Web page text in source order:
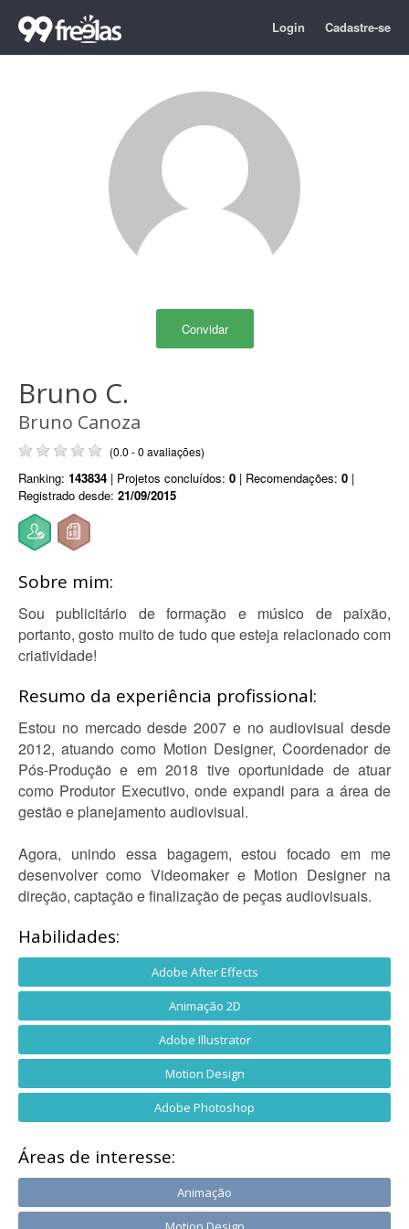
Login Cadastre-se
Convidar
Bruno C.
Bruno Canoza
(0.0 - 0 avaliações)
Ranking: 143834 | Projetos concluídos: 0 | Recomendações: 0 |
Registrado desde: 21/09/2015
Sobre mim:
Sou publicitário de formação e músico de paixão,
portanto, gosto muito de tudo que esteja relacionado com
criatividade!
Resumo da experiência profissional:
Estou no mercado desde 2007 e no audiovisual desde
2012, atuando como Motion Designer, Coordenador de
Pós-Produção e em 2018 tive oportunidade de atuar
como Produtor Executivo, onde expandi para a área de
gestão e planejamento audiovisual.
Agora, unindo essa bagagem, estou focado em me
desenvolver como Videomaker e Motion Designer na
direção, captação e finalização de peças audiovisuais.
Habilidades:
Adobe After Effects
Animação 2D
Adobe Illustrator
Motion Design
Adobe Photoshop
Áreas de interesse:
Animação